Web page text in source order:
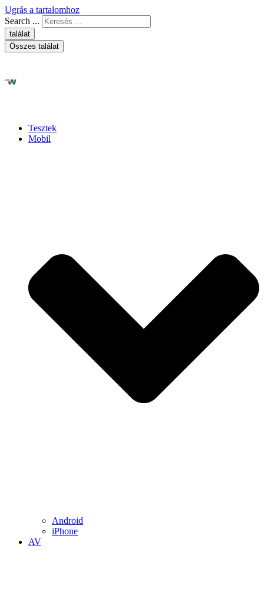
Ugrás a tartalomhoz
Search ...
találat
Összes találat
Tesztek
Mobil
Android
iPhone
AV